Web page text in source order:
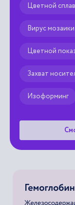
Цветной
Вирус
Цветной
Захват
Изоформинг